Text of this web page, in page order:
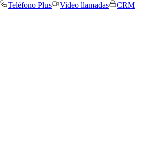
Teléfono Plus Video llamadas
CRM